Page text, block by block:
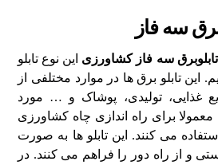
سه فاز
تابلوبرق سه فاز کشاورزی این نوع تابلو
این تابلو برق ها در موارد مختلفی از
غذایی، تولیدی، پوشاک و … مورد
معمولا برای راه اندازی چاه کشاورزی
استفاده می کنند. این تابلو ها به صورت
و از راه دور را فراهم می کنند. در